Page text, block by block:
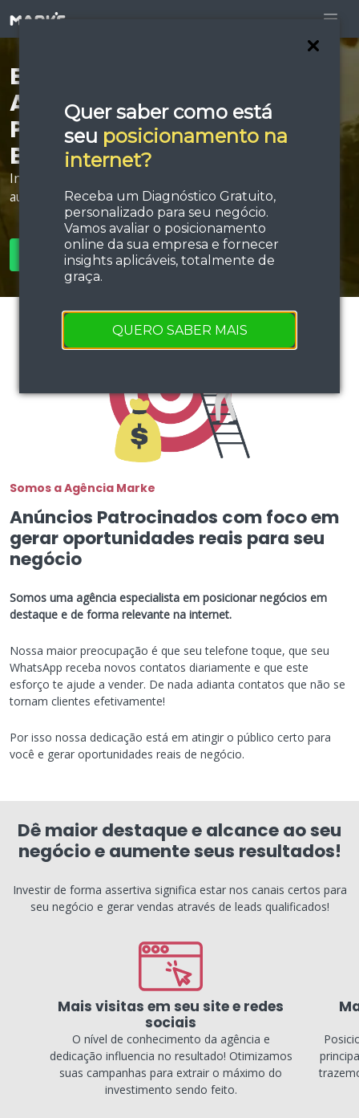
Quer saber como está
seu posicionamento na
internet?
Receba um Diagnóstico Gratuito,
personalizado para seu negócio.
Vamos avaliar o posicionamento
online da sua empresa e fornecer
insights aplicáveis, totalmente de
graça.
QUERO SABER MAIS
Está procurando por
Agência de Anúncios
Patrocinados em Rio
Branco?
Invista em estratégias de tráfego e performance e
aumente sua força de vendas!
SOLICITAR ORÇAMENTO
Somos a Agência Marke
Anúncios Patrocinados com foco em
gerar oportunidades reais para seu
negócio
Somos uma agência especialista em posicionar negócios em
destaque e de forma relevante na internet.
Nossa maior preocupação é que seu telefone toque, que seu
WhatsApp receba novos contatos diariamente e que este
esforço te ajude a vender. De nada adianta contatos que não se
tornam clientes efetivamente!
Por isso nossa dedicação está em atingir o público certo para
você e gerar oportunidades reais de negócio.
Dê maior destaque e alcance ao seu
negócio e aumente seus resultados!
Investir de forma assertiva significa estar nos canais certos para
seu negócio e gerar vendas através de leads qualificados!
Mais visitas em seu site e redes
sociais
O nível de conhecimento da agência e
dedicação influencia no resultado! Otimizamos
suas campanhas para extrair o máximo do
investimento sendo feito.